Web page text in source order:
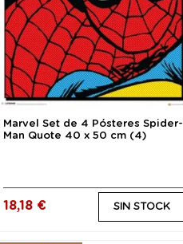
Marvel Set de 4 Pósteres Spider-
Man Quote 40 x 50 cm (4)
18,18 € SIN STOCK